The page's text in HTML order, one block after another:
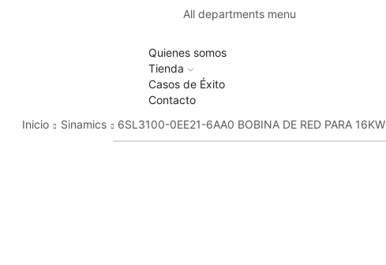
All departments menu
Quienes somos
Tienda
Casos de Éxito
Contacto
Inicio Sinamics 6SL3100-0EE21-6AA0 BOBINA DE RED PARA 16KW